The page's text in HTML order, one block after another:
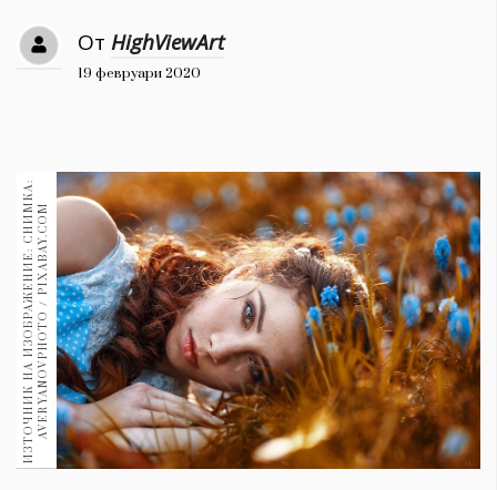
Красота
777
Книги 1188
30+ 1970
Гурме 1710
Пътувай
237
Здраве 389
От HighViewArt
19 февруари 2020
И
З
Т
О
Ч
Н
И
К
Н
А
И
З
О
Б
Р
А
Ж
Е
Н
И
Е
:
С
Н
ИМ
К
А
:
A
V
E
R
Y
A
N
O
V
P
H
O
T
O
/
P
I
X
A
B
A
Y
.
C
OM